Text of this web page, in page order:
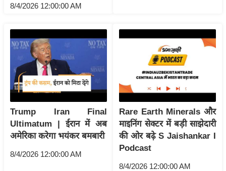
ट्रें
ग
c
k
L
k
8/4/2026 12:00:00 AM
Trump Iran Final
Ultimatum | ईरान में अब
अमेरिका करेगा भयंकर बमबारी
8/4/2026 12:00:00 AM
Rare Earth Minerals और
माइनिंग सेक्टर में बड़ी साझेदारी
की ओर बढ़े S Jaishankar I
Podcast
8/4/2026 12:00:00 AM